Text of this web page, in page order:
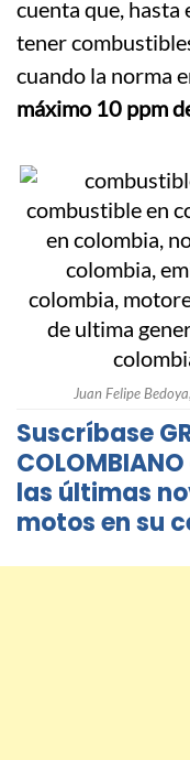
cuenta que, hasta
tener
cuando la norma
máximo 10 ppm
Juan Felipe
Suscríbase
las últimas
motos en su